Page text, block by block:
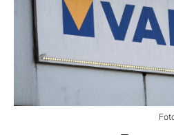
Mein B:O
Mein Konto
Folgen Sie uns